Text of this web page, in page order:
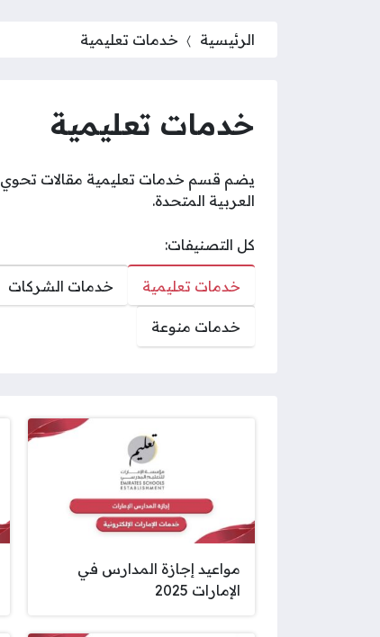
الرئيسية خدمات تعليمية
خدمات تعليمية
يضم قسم خدمات تعليمية مقالات تحوي
العربية المتحدة.
كل التصنيفات:
خدمات الشركات خدمات تعليمية
خدمات منوعة
مواعيد إجازة المدارس في
الإمارات 2025